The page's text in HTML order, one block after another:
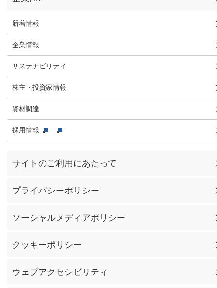
新着情報
企業情報
サステナビリティ
株主・投資家情報
資材調達
採用情報
サイトのご利用にあたって
プライバシーポリシー
ソーシャルメディアポリシー
クッキーポリシー
ウェブアクセシビリティ